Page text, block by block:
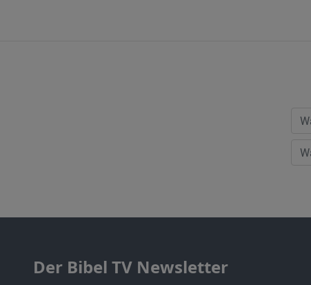
Der Bibel TV Newsletter